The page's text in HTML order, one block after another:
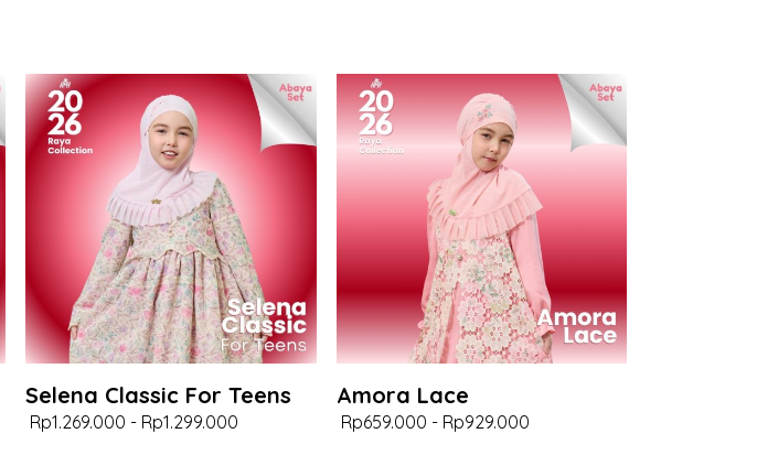
Selena Classic For Teens
Rp1.269.000 - Rp1.299.000
Amora Lace
Rp659.000 - Rp929.000